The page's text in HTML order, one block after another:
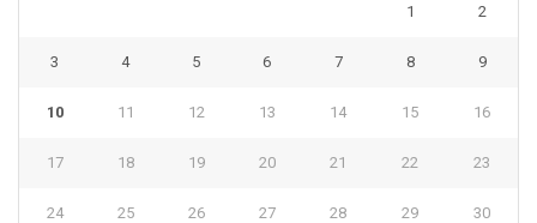
1 2
3 4 5 6 7 8 9
10 11 12 13 14 15 16
17 18 19 20 21 22 23
24 25 26 27 28 29 30